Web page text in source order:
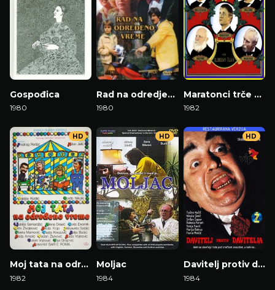
Gospođica
1980
Rad na odredjeno vreme
1980
Maratonci trče počasni krug
1982
Moj tata na određeno vreme
1982
HD
Moljac
1984
HD
Davitelj protiv davitelja
1984
HD